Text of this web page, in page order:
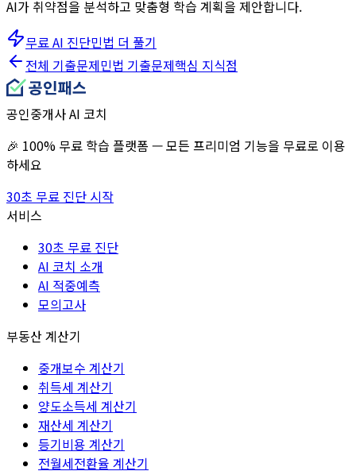
AI가 취약점을 분석하고 맞춤형 학습 계획을 제안합니다.
무료 AI 진단민법 더 풀기
전체 기출문제민법 기출문제핵심 지식점
공인중개사 AI 코치
🎉 100% 무료 학습 플랫폼 — 모든 프리미엄 기능을 무료로 이용
하세요
30초 무료 진단 시작
서비스
30초 무료 진단
AI 코치 소개
AI 적중예측
모의고사
부동산 계산기
중개보수 계산기
취득세 계산기
양도소득세 계산기
재산세 계산기
등기비용 계산기
전월세전환율 계산기